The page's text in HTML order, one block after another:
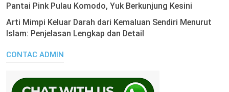
Pantai Pink Pulau Komodo, Yuk Berkunjung Kesini
Arti Mimpi Keluar Darah dari Kemaluan Sendiri Menurut
Islam: Penjelasan Lengkap dan Detail
CONTAC ADMIN